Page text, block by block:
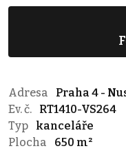
Adresa
Praha 4 -
Ev. č.
RT1410-VS264
Typ
kanceláře
Plocha
650 m²